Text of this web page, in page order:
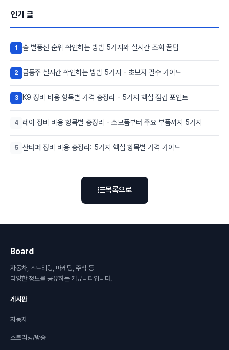
인기 글
1 숲 별풍선 순위 확인하는 방법 5가지와 실시간 조회 꿀팁
2 급등주 실시간 확인하는 방법 5가지 - 초보자 필수 가이드
3 K9 정비 비용 항목별 가격 총정리 - 5가지 핵심 점검 포인트
4 레이 정비 비용 항목별 총정리 - 소모품부터 주요 부품까지 5가지
5 산타페 정비 비용 총정리: 5가지 핵심 항목별 가격 가이드
목록으로
Board
자동차, 스트리밍, 마케팅, 주식 등
다양한 정보를 공유하는 커뮤니티입니다.
게시판
자동차
스트리밍/방송